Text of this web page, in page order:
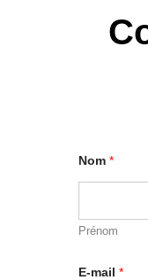
Nom *
Prénom
E-mail *